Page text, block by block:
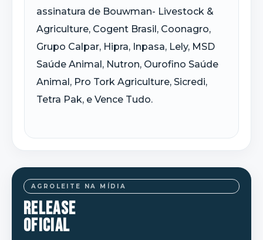
AGROLEITE NA MÍDIA
RELEASE
OFICIAL
assinatura de Bouwman- Livestock &
Agriculture, Cogent Brasil, Coonagro,
Grupo Calpar, Hipra, Inpasa, Lely, MSD
Saúde Animal, Nutron, Ourofino Saúde
Animal, Pro Tork Agriculture, Sicredi,
Tetra Pak, e Vence Tudo.